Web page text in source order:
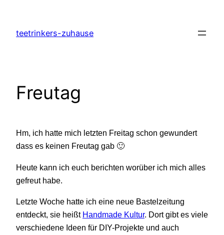
springen
teetrinkers-zuhause
Freutag
Hm, ich hatte mich letzten Freitag schon gewundert
dass es keinen Freutag gab 🙂
Heute kann ich euch berichten worüber ich mich alles
gefreut habe.
Letzte Woche hatte ich eine neue Bastelzeitung
entdeckt, sie heißt Handmade Kultur. Dort gibt es viele
verschiedene Ideen für DIY-Projekte und auch